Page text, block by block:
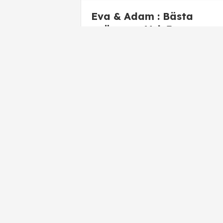
Eva & Adam : Bästa
ovänner – Vol. 3